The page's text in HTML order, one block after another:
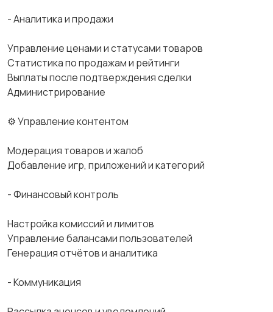
- Аналитика и продажи
Управление ценами и статусами товаров
Статистика по продажам и рейтинги
Выплаты после подтверждения сделки
Администрирование
⚙ Управление контентом
Модерация товаров и жалоб
Добавление игр, приложений и категорий
- Финансовый контроль
Настройка комиссий и лимитов
Управление балансами пользователей
Генерация отчётов и аналитика
- Коммуникация